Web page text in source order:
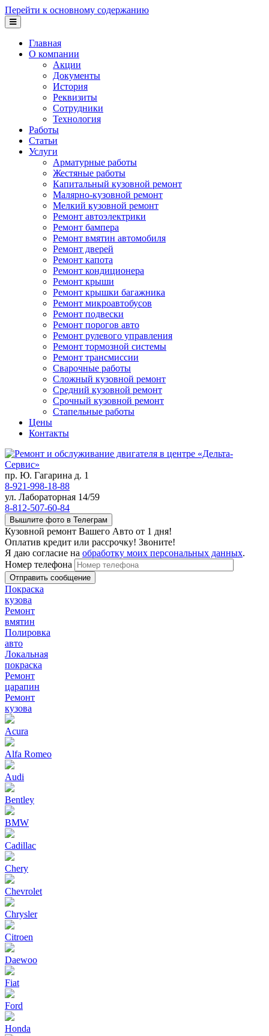
Перейти к основному содержанию
Главная
О компании
Акции
Документы
История
Реквизиты
Сотрудники
Технология
Работы
Статьи
Услуги
Арматурные работы
Жестяные работы
Капитальный кузовной ремонт
Малярно-кузовной ремонт
Мелкий кузовной ремонт
Ремонт автоэлектрики
Ремонт бампера
Ремонт вмятин автомобиля
Ремонт дверей
Ремонт капота
Ремонт кондиционера
Ремонт крыши
Ремонт крышки багажника
Ремонт микроавтобусов
Ремонт подвески
Ремонт порогов авто
Ремонт рулевого управления
Ремонт тормозной системы
Ремонт трансмиссии
Сварочные работы
Сложный кузовной ремонт
Средний кузовной ремонт
Срочный кузовной ремонт
Стапельные работы
Цены
Контакты
пр. Ю. Гагарина д. 1
8-921-998-18-88
ул. Лабораторная 14/59
8-812-507-60-84
Вышлите фото в Телеграм
Кузовной ремонт Вашего Авто от 1 дня!
Оплатив кредит или рассрочку! Звоните!
Я даю согласие на обработку моих персональных данных.
Номер телефона
Покраска
кузова
Ремонт
вмятин
Полировка
авто
Локальная
покраска
Ремонт
царапин
Ремонт
кузова
Acura
Alfa Romeo
Audi
Bentley
BMW
Cadillac
Chery
Chevrolet
Chrysler
Citroen
Daewoo
Fiat
Ford
Honda